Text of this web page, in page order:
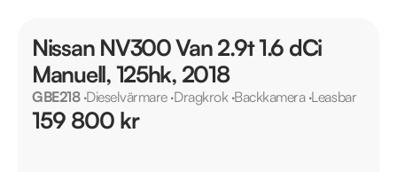
Nissan NV300 Van 2.9t 1.6 dCi
Manuell, 125hk, 2018
GBE218·Dieselvärmare·Dragkrok·Backkamera·Leasbar
159 800 kr